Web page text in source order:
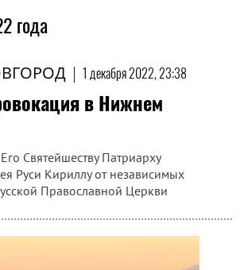
года
| 1 декабря 2022, 23:38
в Нижнем
Святейшеству Патриарху
Руси Кириллу от независимых
Православной Церкви